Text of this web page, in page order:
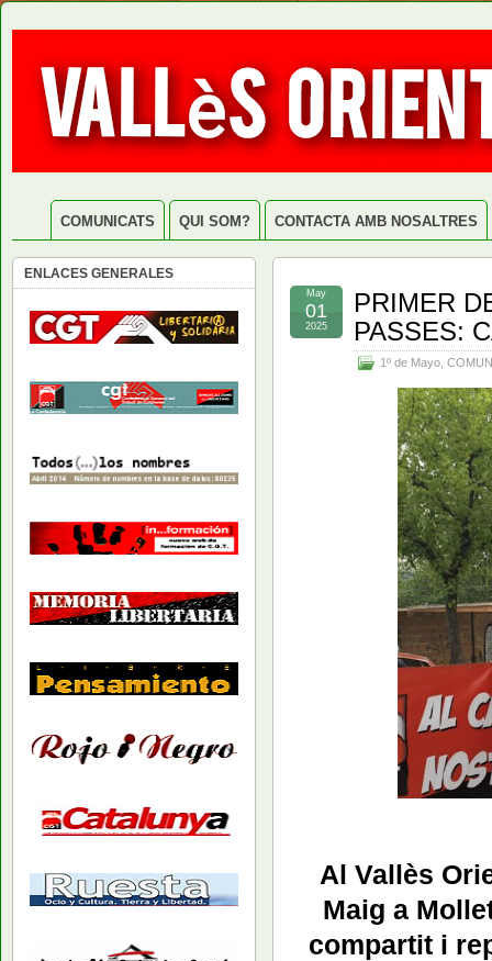
COMUNICATS QUI SOM? CONTACTA AMB NOSALTRES
PRIMER
PASSES:
1º de Mayo
May
01
2025
Al Vallès
Maig a
compartit i
ENLACES GENERALES